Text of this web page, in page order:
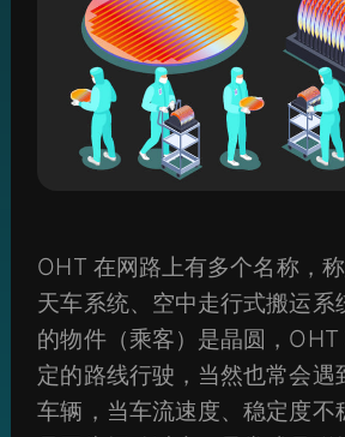
OHT 在网路上有多个名称，称
天车系统、空中走行式搬运系
的物件（乘客）是晶圆，
定的路线行驶，当然也常会遇
车辆，当车流速度、稳定度不